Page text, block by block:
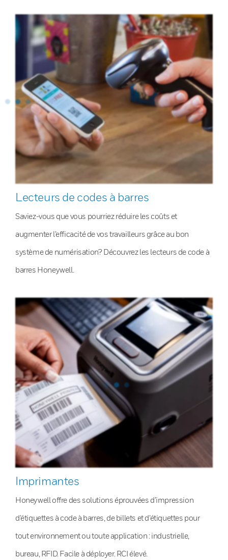
Lecteurs de codes à barres
Saviez-vous que vous pourriez réduire les coûts et
augmenter l’efficacité de vos travailleurs grâce au bon
système de numérisation? Découvrez les lecteurs de code à
barres Honeywell.
Imprimantes
Honeywell offre des solutions éprouvées d’impression
d’étiquettes à code à barres, de billets et d’étiquettes pour
tout environnement ou toute application : industrielle,
bureau, RFID. Facile à déployer. RCI élevé.